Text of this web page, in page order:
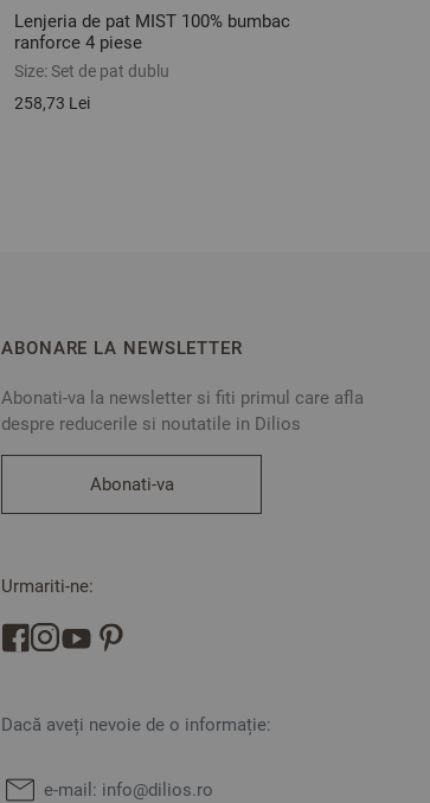
Lenjeria de pat MIST 100% bumbac
ranforce 4 piese
Size:Set de pat dublu
258,73 Lei
ABONARE LA NEWSLETTER
Abonati-va la newsletter si fiti primul care afla
despre reducerile si noutatile in Dilios
Abonati-va
Urmariti-ne:
Dacă aveți nevoie de o informație:
e-mail: info@dilios.ro